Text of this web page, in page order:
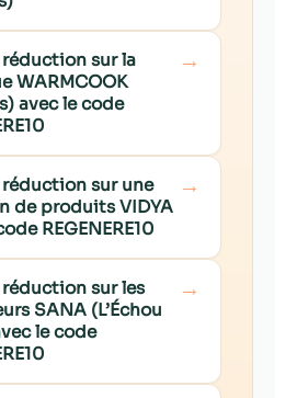
réduction sur la
WARMCOOK
avec le code
→
réduction sur une
de produits VIDYA
REGENERE10
→
réduction sur les
SANA (L’Échou
le code
→